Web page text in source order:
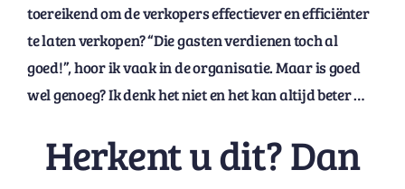
toereikend om de verkopers effectiever en efficiënter
te laten verkopen? “Die gasten verdienen toch al
goed!”, hoor ik vaak in de organisatie. Maar is goed
wel genoeg? Ik denk het niet en het kan altijd beter …
Herkent u dit? Dan